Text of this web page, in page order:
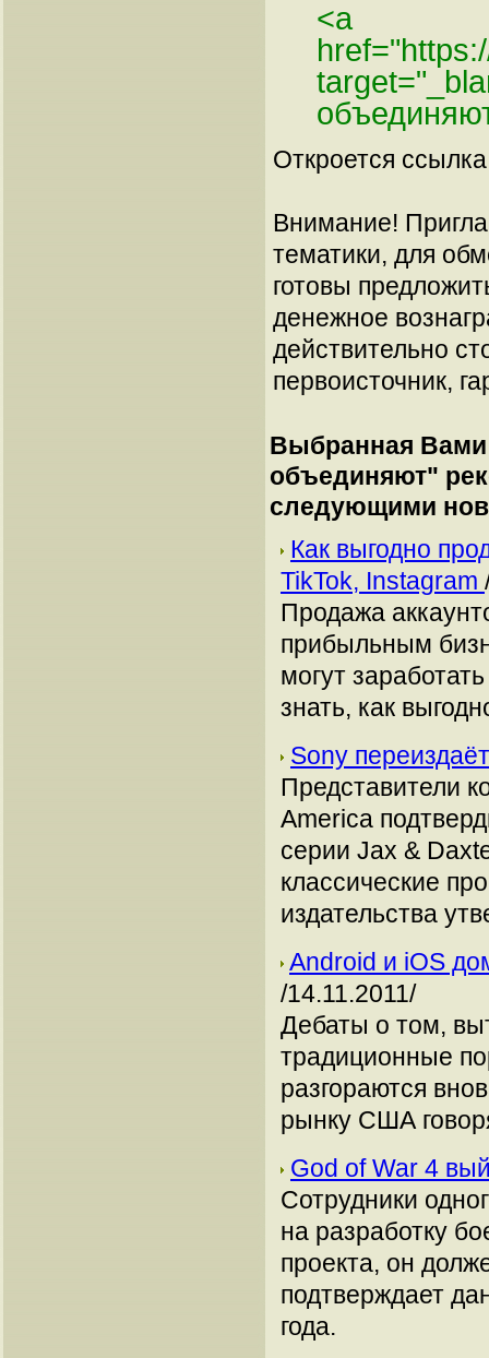
<a
Откроется
Внимание!
тематики, для
готовы
денежное
действительно
первоисточник,
Выбранная Вами
объединяют"
следующими
Как выгодно
TikTok, Instagram
Продажа
прибыльным
могут
знать, как
Sony
Представители
America
серии Jax &
классические
издательства
Android и iOS
/14.11.2011/
Дебаты о том,
традиционные
разгораются
рынку США
God of War 4
Сотрудники
на разработку
проекта, он
подтверждает
года.